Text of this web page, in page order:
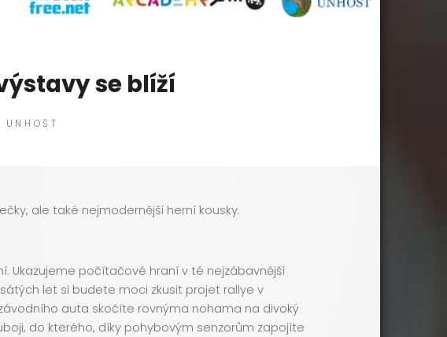
se blíží
ale také nejmodernější herní kousky.
Ukazujeme počítačové hraní v té nejzábavnější
let si budete moci zkusit projet rallye v
auta skočíte rovnýma nohama na divoký
do kterého, díky pohybovým senzorům zapojíte